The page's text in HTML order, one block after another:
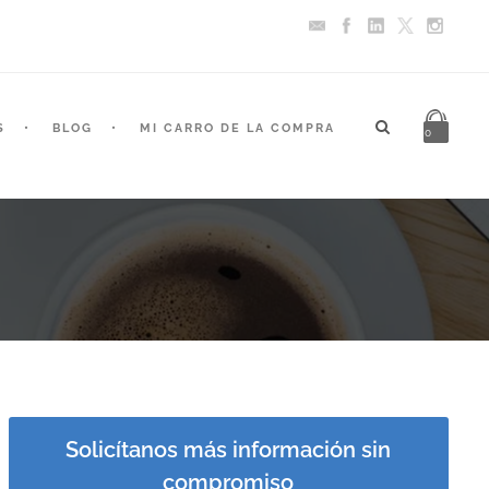
BLOG MI CARRO DE LA COMPRA 0
Solicítanos más información sin
compromiso